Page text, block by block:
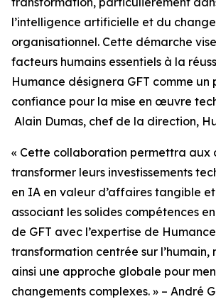
l’intelligence artificielle et du
organisationnel. Cette démarche
facteurs humains essentiels à la
Humance désignera GFT comme
confiance pour la mise en œuvre
Alain Dumas, chef de la direction,
« Cette collaboration permettra aux
transformer leurs investissements
en IA en valeur d’affaires tangible
associant les solides compétences
de GFT avec l’expertise de
transformation centrée sur l’humain,
ainsi une approche globale pour
changements complexes. » – André